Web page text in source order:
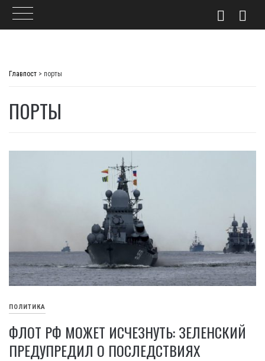
Главпост > порты
ПОРТЫ
ПОЛИТИКА
ФЛОТ РФ МОЖЕТ ИСЧЕЗНУТЬ: ЗЕЛЕНСКИЙ
ПРЕДУПРЕДИЛ О ПОСЛЕДСТВИЯХ